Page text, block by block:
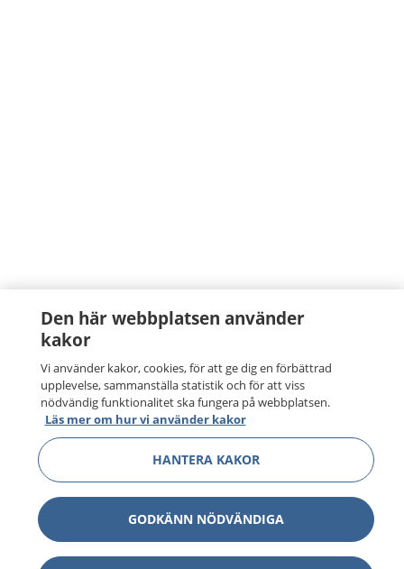
Den här webbplatsen använder
kakor
Vi använder kakor, cookies, för att ge dig en förbättrad
upplevelse, sammanställa statistik och för att viss
nödvändig funktionalitet ska fungera på webbplatsen.
Läs mer om hur vi använder kakor
HANTERA KAKOR
GODKÄNN NÖDVÄNDIGA